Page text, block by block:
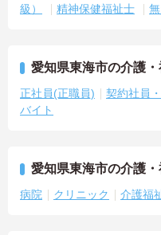
級）
精神保健福祉士
愛知県東海市の介護
正社員(正職員) 契約社員
バイト
愛知県東海市の介護
病院 クリニック 介護福